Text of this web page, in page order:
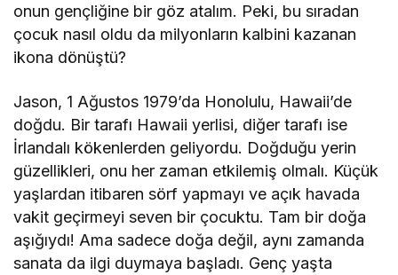
onun gençliğine bir göz atalım. Peki, bu sıradan
çocuk nasıl oldu da milyonların kalbini kazanan
ikona dönüştü?
Jason, 1 Ağustos 1979’da Honolulu, Hawaii’de
doğdu. Bir tarafı Hawaii yerlisi, diğer tarafı ise
İrlandalı kökenlerden geliyordu. Doğduğu yerin
güzellikleri, onu her zaman etkilemiş olmalı. Küçük
yaşlardan itibaren sörf yapmayı ve açık havada
vakit geçirmeyi seven bir çocuktu. Tam bir doğa
aşığıydı! Ama sadece doğa değil, aynı zamanda
sanata da ilgi duymaya başladı. Genç yaşta